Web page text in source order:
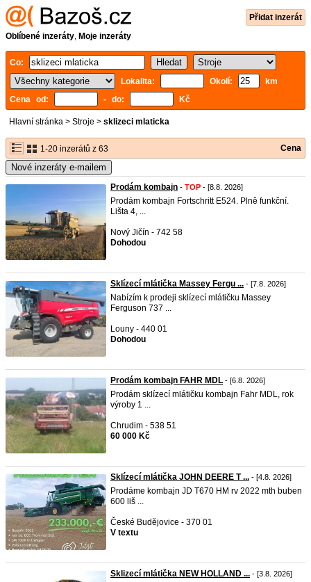
Přidat inzerát
Oblíbené inzeráty, Moje inzeráty
Co:
Lokalita:
Okolí:
km
Cena od:
- do: Kč
Hlavní stránka > Stroje > sklizeci mlaticka
1-20 inzerátů z 63 Cena
Nové inzeráty e-mailem
Prodám kombajn - TOP - [8.8. 2026]
Prodám kombajn Fortschritt E524. Plně funkční.
Lišta 4, ...
Nový Jičín - 742 58
Dohodou
Sklízecí mlátička Massey Fergu ... - [7.8. 2026]
Nabízím k prodeji sklízecí mlátičku Massey
Ferguson 737 ...
Louny - 440 01
Dohodou
Prodám kombajn FAHR MDL - [6.8. 2026]
Prodám sklízecí mlátičku kombajn Fahr MDL, rok
výroby 1 ...
Chrudim - 538 51
60 000 Kč
Sklízecí mlátička JOHN DEERE T ... - [4.8. 2026]
Prodáme kombajn JD T670 HM rv 2022 mth buben
600 liš ...
České Budějovice - 370 01
V textu
Sklizecí mlátička NEW HOLLAND ... - [3.8. 2026]